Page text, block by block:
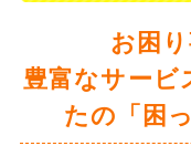
お困
豊富なサービ
たの「困